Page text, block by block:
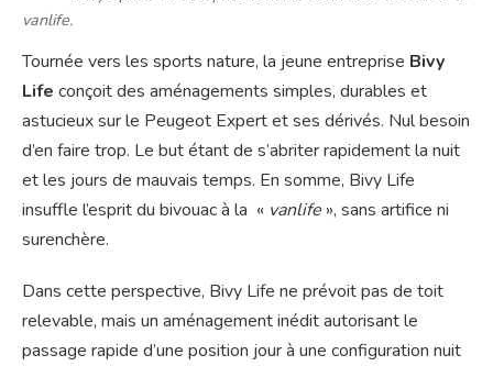
vanlife.
Tournée vers les sports nature, la jeune entreprise Bivy
Life conçoit des aménagements simples, durables et
astucieux sur le Peugeot Expert et ses dérivés. Nul besoin
d’en faire trop. Le but étant de s’abriter rapidement la nuit
et les jours de mauvais temps. En somme, Bivy Life
insuffle l’esprit du bivouac à la « vanlife », sans artifice ni
surenchère.
Dans cette perspective, Bivy Life ne prévoit pas de toit
relevable, mais un aménagement inédit autorisant le
passage rapide d’une position jour à une configuration nuit